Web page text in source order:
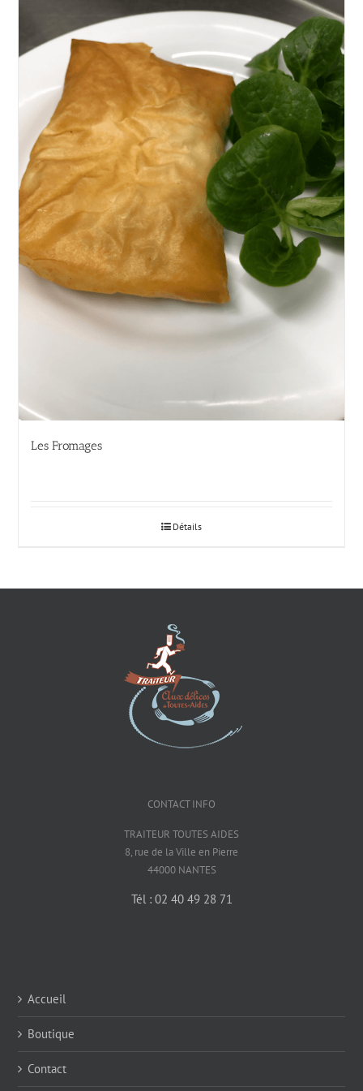
Les Fromages
Détails
CONTACT INFO
TRAITEUR TOUTES AIDES
8, rue de la Ville en Pierre
44000 NANTES
Tél : 02 40 49 28 71
Accueil
Boutique
Contact